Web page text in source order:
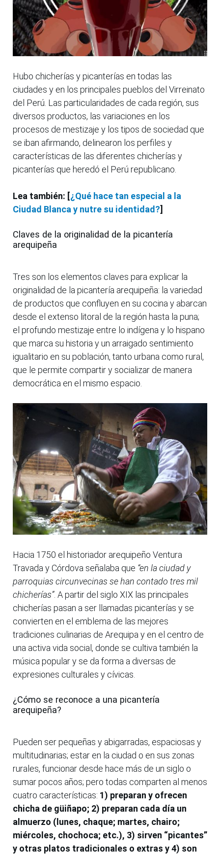
Hubo chicherías y picanterías en todas las
ciudades y en los principales pueblos del Virreinato
del Perú. Las particularidades de cada región, sus
diversos productos, las variaciones en los
procesos de mestizaje y los tipos de sociedad que
se iban afirmando, delinearon los perfiles y
características de las diferentes chicherías y
picanterías que heredó el Perú republicano.
Lea también: [¿Qué hace tan especial a la
Ciudad Blanca y nutre su identidad?]
Claves de la originalidad de la picantería
arequipeña
Tres son los elementos claves para explicar la
originalidad de la picantería arequipeña: la variedad
de productos que confluyen en su cocina y abarcan
desde el extenso litoral de la región hasta la puna;
el profundo mestizaje entre lo indígena y lo hispano
que marca su historia y un arraigado sentimiento
igualitario en su población, tanto urbana como rural,
que le permite compartir y socializar de manera
democrática en el mismo espacio.
Hacia 1750 el historiador arequipeño Ventura
Travada y Córdova señalaba que “en la ciudad y
parroquias circunvecinas se han contado tres mil
chicherías”. A partir del siglo XIX las principales
chicherías pasan a ser llamadas picanterías y se
convierten en el emblema de las mejores
tradiciones culinarias de Arequipa y en el centro de
una activa vida social, donde se cultiva también la
música popular y se da forma a diversas de
expresiones culturales y cívicas.
¿Cómo se reconoce a una picantería
arequipeña?
Pueden ser pequeñas y abigarradas, espaciosas y
multitudinarias; estar en la ciudad o en sus zonas
rurales, funcionar desde hace más de un siglo o
sumar pocos años; pero todas comparten al menos
cuatro características: 1) preparan y ofrecen
chicha de güiñapo; 2) preparan cada día un
almuerzo (lunes, chaque; martes, chairo;
miércoles, chochoca; etc.), 3) sirven “picantes”
y otras platos tradicionales o extras y 4) son